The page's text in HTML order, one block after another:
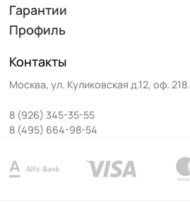
Гарантии
Профиль
Контакты
Москва, ул. Куликовская д.12, оф. 218.
8 (926) 345-35-55
8 (495) 664-98-54